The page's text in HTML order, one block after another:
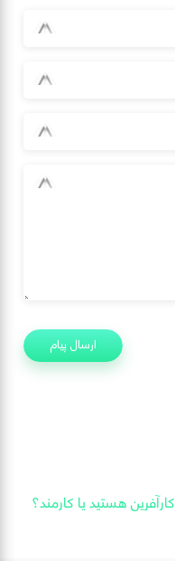
ارسال پیام
کارآفرین هستید یا کارمند؟